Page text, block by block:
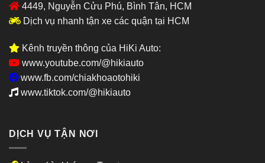
4449, Nguyễn Cửu Phú, Bình Tân, HCM
Dịch vụ nhanh tận xe các quận tại HCM
Kênh truyền thông của HiKi Auto:
www.youtube.com/@hikiauto
www.fb.com/chiakhoaotohiki
www.tiktok.com/@hikiauto
DỊCH VỤ TẬN NƠI